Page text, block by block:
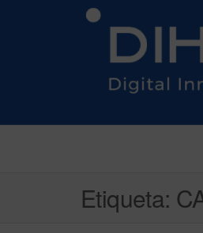
DIGITAL
Etiqueta: